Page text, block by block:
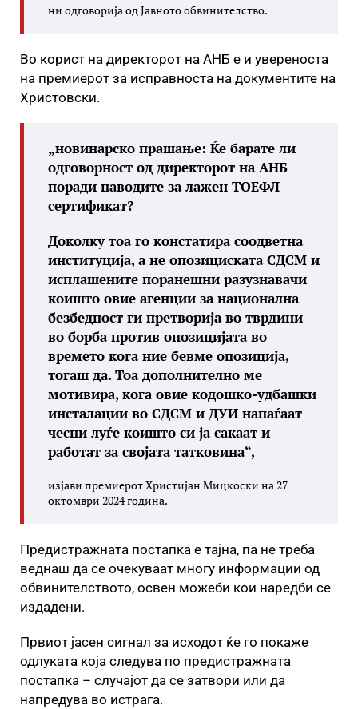
ни одговорија од Јавното обвинителство.
Во корист на директорот на АНБ е и увереноста
на премиерот за исправноста на документите на
Христовски.
„новинарско прашање: Ќе барате ли
одговорност од директорот на АНБ
поради наводите за лажен ТОЕФЛ
сертификат?
Доколку тоа го констатира соодветна
институција, а не опозициската СДСМ и
исплашените поранешни разузнавачи
коишто овие агенции за национална
безбедност ги претворија во тврдини
во борба против опозицијата во
времето кога ние бевме опозиција,
тогаш да. Тоа дополнително ме
мотивира, кога овие кодошко-удбашки
инсталации во СДСМ и ДУИ напаѓаат
чесни луѓе коишто си ја сакаат и
работат за својата татковина“,
изјави премиерот Христијан Мицкоски на 27
октомври 2024 година.
Предистражната постапка е тајна, па не треба
веднаш да се очекуваат многу информации од
обвинителството, освен можеби кои наредби се
издадени.
Првиот јасен сигнал за исходот ќе го покаже
одлуката која следува по предистражната
постапка – случајот да се затвори или да
напредува во истрага.